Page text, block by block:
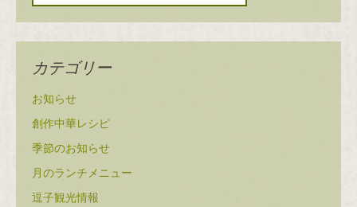
カテゴリー
お知らせ
創作中華レシピ
季節のお知らせ
月のランチメニュー
逗子観光情報